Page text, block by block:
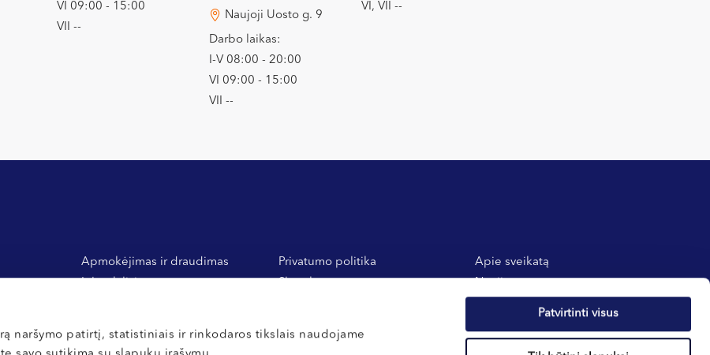
naršymo patirtį, statistiniais ir rinkodaros tikslais naudojame
Patvirtinti visus
VI 09:00 - 15:00
VII --
Naujoji Uosto g. 9
Darbo laikas:
I-V 08:00 - 20:00
VI 09:00 - 15:00
VII --
VI, VII --
ir
Apmokėjimas ir draudimas
Privatumo politika
Apie sveikatą